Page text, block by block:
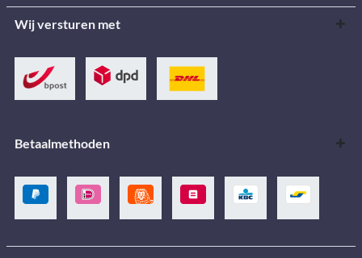
Wij versturen met
Betaalmethoden